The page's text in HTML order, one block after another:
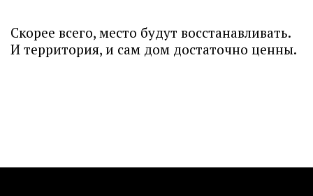
Скорее всего, место будут восстанавливать.
И территория, и сам дом достаточно ценны.